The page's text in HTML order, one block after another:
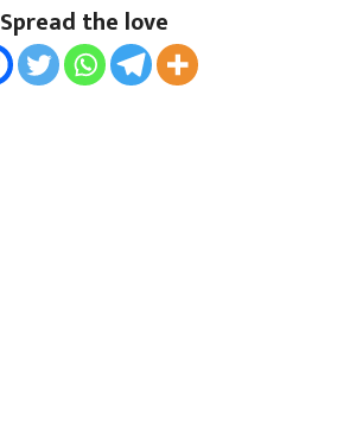
Spread the love